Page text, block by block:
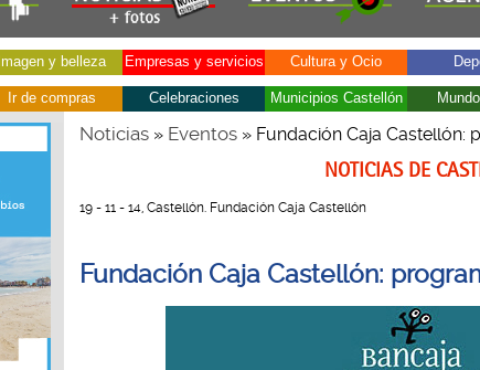
Imagen y belleza Empresas y servicios Cultura y Ocio
Ir de compras Celebraciones Municipios Castellón
Noticias» Eventos» Fundación Caja Castellón:
NOTICIAS DE
19 - 11 - 14, Castellón. Fundación Caja Castellón
Fundación Caja Castellón: